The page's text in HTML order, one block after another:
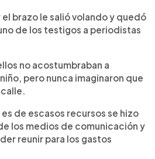
brazo le salió volando y quedó
de los testigos a periodistas
no acostumbraban a
pero nunca imaginaron que
de escasos recursos se hizo
los medios de comunicación y
reunir para los gastos